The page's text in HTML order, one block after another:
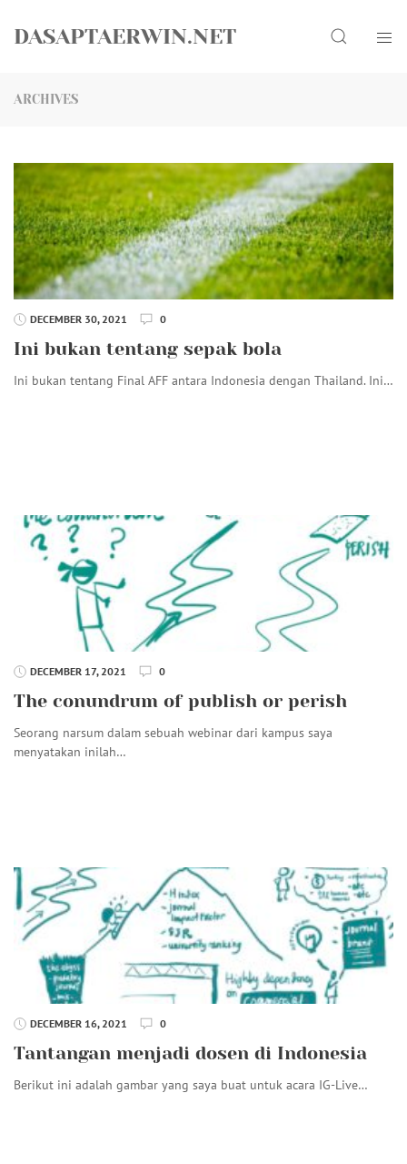
DASAPTAERWIN.NET Search
ARCHIVES
DECEMBER 30, 2021 0
Ini bukan tentang sepak bola
Ini bukan tentang Final AFF antara Indonesia dengan Thailand. Ini…
DECEMBER 17, 2021 0
The conundrum of publish or perish
Seorang narsum dalam sebuah webinar dari kampus saya
menyatakan inilah…
DECEMBER 16, 2021 0
Tantangan menjadi dosen di Indonesia
Berikut ini adalah gambar yang saya buat untuk acara IG-Live…